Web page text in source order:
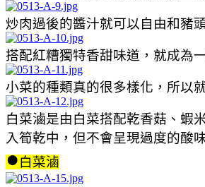
炒肉過後的醬汁就可以自由和豬
搭配紅糟獨特香甜味道，就成為
小菜的種類真的很多樣化，所以
白菜滷是由白菜搭配乾香菇、蝦
入筍乾中，但不會呈現過度的酸
●白菜滷